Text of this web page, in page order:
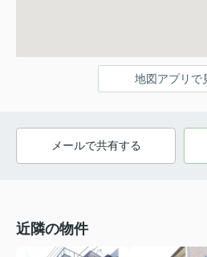
地図アプリで
メールで共有する
近隣の物件